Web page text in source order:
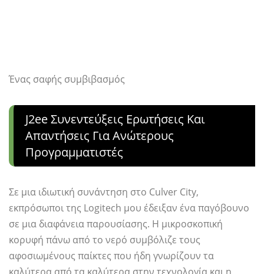
Ένας σαφής συμβιβασμός
J2ee Συνεντεύξεις Ερωτήσεις Και
Απαντήσεις Για Ανώτερους
Προγραμματιστές
Σε μια ιδιωτική συνάντηση στο Culver City,
εκπρόσωποι της Logitech μου έδειξαν ένα παγόβουνο
σε μια διαφάνεια παρουσίασης. Η μικροσκοπική
κορυφή πάνω από το νερό συμβόλιζε τους
αφοσιωμένους παίκτες που ήδη γνωρίζουν τα